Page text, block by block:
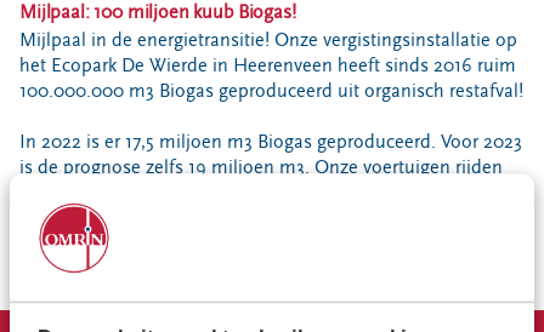
Over Omrin
Hier werken we aan
Ecopark De Wierde
Projecten
Contact
Storing, klacht of vraag
Mijlpaal: 100 miljoen kuub Biogas!
Mijlpaal in de energietransitie! Onze vergistingsinstallatie op
het Ecopark De Wierde in Heerenveen heeft sinds 2016 ruim
100.000.000 m3 Biogas geproduceerd uit organisch restafval!
In 2022 is er 17,5 miljoen m3 Biogas geproduceerd. Voor 2023
is de prognose zelfs 19 miljoen m3. Onze voertuigen rijden
#samenduurzaam